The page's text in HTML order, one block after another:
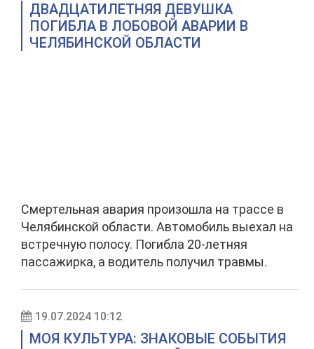
ДВАДЦАТИЛЕТНЯЯ ДЕВУШКА
ПОГИБЛА В ЛОБОВОЙ АВАРИИ В
ЧЕЛЯБИНСКОЙ ОБЛАСТИ
Смертельная авария произошла на трассе в
Челябинской области. Автомобиль выехал на
встречную полосу. Погибла 20-летняя
пассажирка, а водитель получил травмы.
19.07.2024 10:12
МОЯ КУЛЬТУРА: ЗНАКОВЫЕ СОБЫТИЯ